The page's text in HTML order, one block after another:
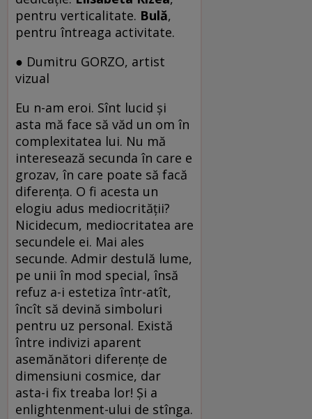
pentru verticalitate. Bulă,
pentru întreaga activitate.
● Dumitru GORZO, artist
vizual
Eu n-am eroi. Sînt lucid şi
asta mă face să văd un om în
complexitatea lui. Nu mă
interesează secunda în care e
grozav, în care poate să facă
diferenţa. O fi acesta un
elogiu adus mediocrităţii?
Nicidecum, mediocritatea are
secundele ei. Mai ales
secunde. Admir destulă lume,
pe unii în mod special, însă
refuz a-i estetiza într-atît,
încît să devină simboluri
pentru uz personal. Există
între indivizi aparent
asemănători diferenţe de
dimensiuni cosmice, dar
asta-i fix treaba lor! Şi a
enlightenment-ului de stînga.